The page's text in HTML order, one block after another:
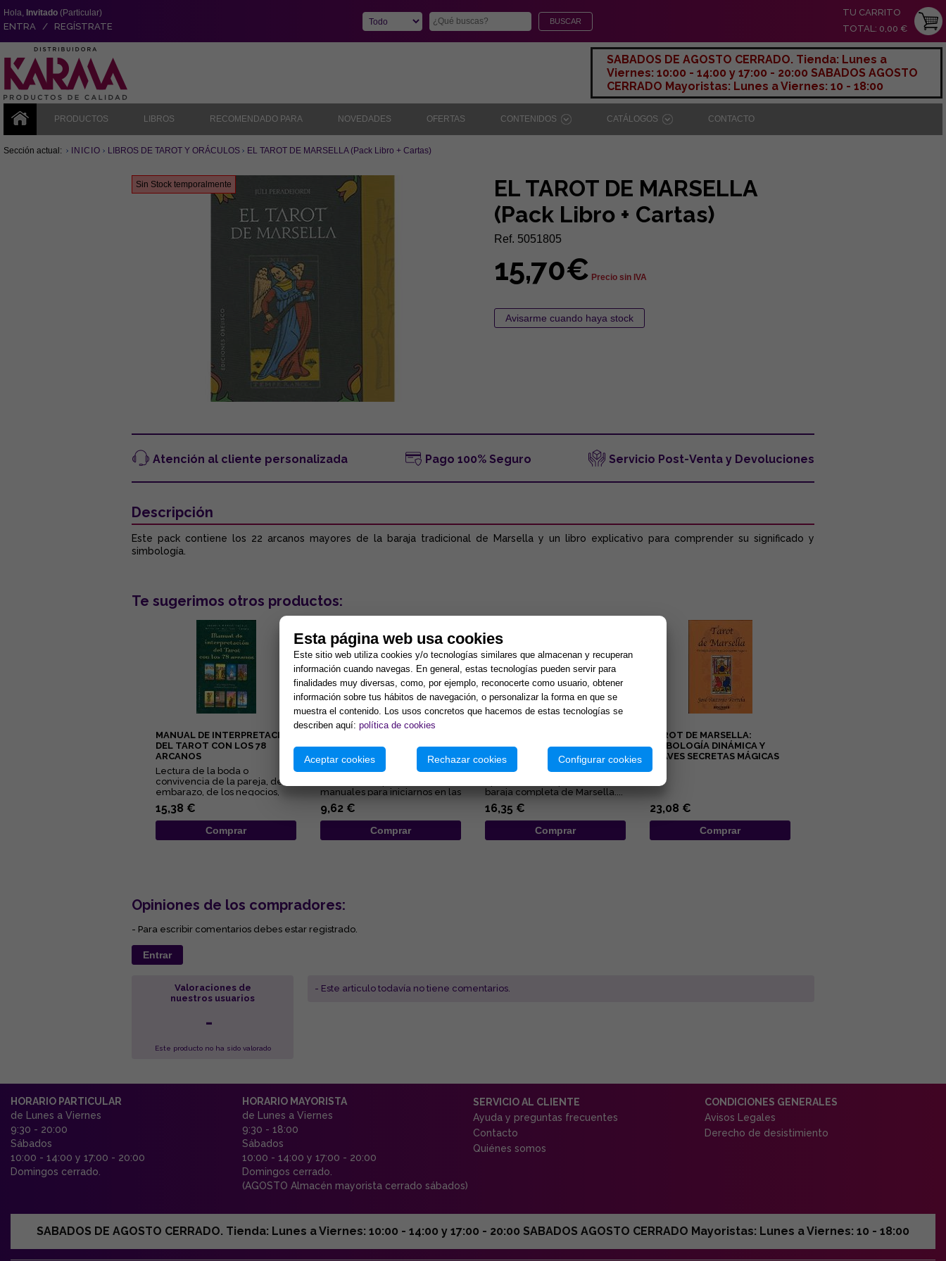
Hola, Invitado (Particular)
ENTRA / REGÍSTRATE
TU CARRITO
TOTAL: 0,00 €
SABADOS DE AGOSTO CERRADO. Tienda: Lunes a
Viernes: 10:00 - 14:00 y 17:00 - 20:00 SABADOS AGOSTO
CERRADO Mayoristas: Lunes a Viernes: 10 - 18:00
PRODUCTOS LIBROS RECOMENDADO PARA NOVEDADES OFERTAS CONTENIDOS CATÁLOGOS CONTACTO
Sección actual: INICIO LIBROS DE TAROT Y ORÁCULOS EL TAROT DE MARSELLA (Pack Libro + Cartas)
Sin Stock temporalmente
EL TAROT DE MARSELLA
(Pack Libro + Cartas)
Ref. 5051805
15,70€ Precio sin IVA
Atención al cliente personalizada Pago 100% Seguro Servicio Post-Venta y Devoluciones
Descripción
Este pack contiene los 22 arcanos mayores de la baraja tradicional de Marsella y un libro explicativo para comprender su significado y
simbología.
Te sugerimos otros productos:
MANUAL DE INTERPRETACIÓN
DEL TAROT CON LOS 78
ARCANOS
Lectura de la boda o
convivencia de la pareja, del
embarazo, de los negocios,
del pleito, de la salud... Éstas...
15,38 €
Comprar
GUÍA DE LA MAGIA Y LA
ADIVINACIÓN RÚNICA
Lisa Charberlain sigue
manuales para iniciarnos en las
diferentes disciplinas
esotérica...
9,62 €
Comprar
DESCUBIERTO
Completo volumen para
baraja completa de Marsella....
16,35 €
Comprar
TAROT DE MARSELLA:
SIMBOLOGÍA DINÁMICA Y
CLAVES SECRETAS MÁGICAS
...
23,08 €
Comprar
Opiniones de los compradores:
- Para escribir comentarios debes estar registrado.
Entrar
Valoraciones de
nuestros usuarios
-
Este producto no ha sido valorado
- Este articulo todavía no tiene comentarios.
HORARIO PARTICULAR
de Lunes a Viernes
9:30 - 20:00
Sábados
10:00 - 14:00 y 17:00 - 20:00
Domingos cerrado.
HORARIO MAYORISTA
de Lunes a Viernes
9:30 - 18:00
Sábados
10:00 - 14:00 y 17:00 - 20:00
Domingos cerrado.
(AGOSTO Almacén mayorista cerrado sábados)
SERVICIO AL CLIENTE
Ayuda y preguntas frecuentes
Contacto
Quiénes somos
CONDICIONES GENERALES
Avisos Legales
Derecho de desistimiento
SABADOS DE AGOSTO CERRADO. Tienda: Lunes a Viernes: 10:00 - 14:00 y 17:00 - 20:00 SABADOS AGOSTO CERRADO Mayoristas: Lunes a Viernes: 10 - 18:00
Esta página web usa cookies
Este sitio web utiliza cookies y/o tecnologías similares que almacenan y recuperan
información cuando navegas. En general, estas tecnologías pueden servir para
finalidades muy diversas, como, por ejemplo, reconocerte como usuario, obtener
información sobre tus hábitos de navegación, o personalizar la forma en que se
muestra el contenido. Los usos concretos que hacemos de estas tecnologías se
describen aquí: política de cookies
Aceptar cookies Rechazar cookies Configurar cookies